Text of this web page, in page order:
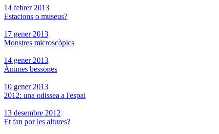
14 febrer 2013
Estacions o museus?
17 gener 2013
Monstres microscòpics
14 gener 2013
Ànimes bessones
10 gener 2013
2012: una odissea a l'espai
13 desembre 2012
Et fan por les altures?